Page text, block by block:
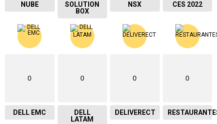
NUBE
SOLUTION
BOX
NSX CES 2022
0
DELL EMC
0
DELL
LATAM
0
DELIVERECT
0